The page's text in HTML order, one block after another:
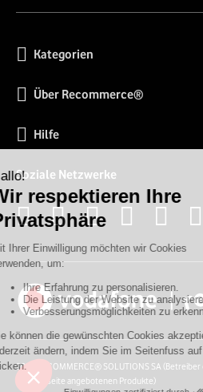
Kategorien
Über Recommerce®
Hilfe
Soziale Netzwerke
2026 RECOMMERCE® SOLUTIONS SA
der Webseite angebotenen Produkte)